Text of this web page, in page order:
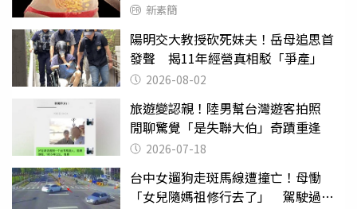
新素簡
陽明交大教授砍死妹夫！岳母追思首
發聲 揭11年經營真相駁「爭產」
2026-08-02
旅遊變認親！陸男幫台灣遊客拍照
閒聊驚覺「是失聯大伯」奇蹟重逢
2026-07-18
台中女遛狗走斑馬線遭撞亡！母慟
「女兒隨媽祖修行去了」 駕駛過失